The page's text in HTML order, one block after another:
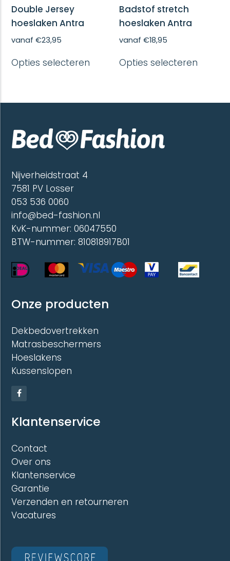
Double Jersey
hoeslaken Antra
vanaf€23,95
Opties selecteren product
Deze
gekozen
worden
Badstof stretch
hoeslaken Antra
vanaf€18,95
Opties selecteren
Deze
Nijverheidstraat 4
7581 PV Losser
053 536 0060
info@bed-fashion.nl
KvK-nummer: 06047550
BTW-nummer: 810818917B01
Onze producten
Dekbedovertrekken
Matrasbeschermers
Hoeslakens
Kussenslopen
Klantenservice
Contact
Over ons
Klantenservice
Garantie
Verzenden en retourneren
Vacatures